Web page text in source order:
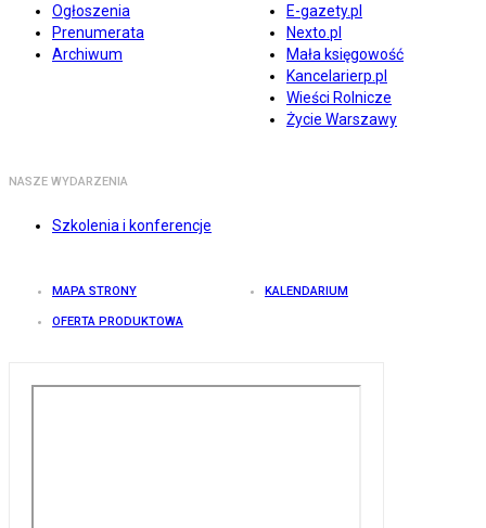
Ogłoszenia
Prenumerata
Archiwum
E-gazety.pl
Nexto.pl
Mała księgowość
Kancelarierp.pl
Wieści Rolnicze
Życie Warszawy
NASZE WYDARZENIA
Szkolenia i konferencje
MAPA STRONY KALENDARIUM
OFERTA PRODUKTOWA